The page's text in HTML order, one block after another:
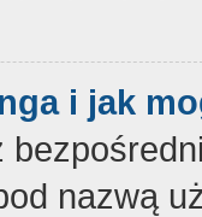
i jak
nazwą